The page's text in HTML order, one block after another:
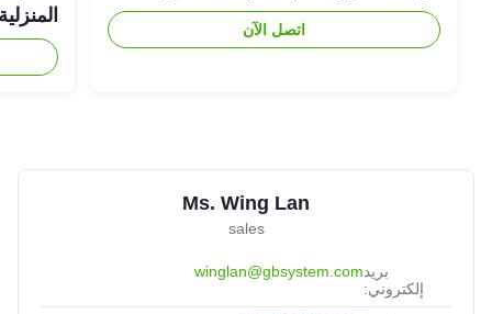
اتصل الآن
Ms. Wing Lan
sales
بريد
إلكتروني:
winglan@gbsystem.com